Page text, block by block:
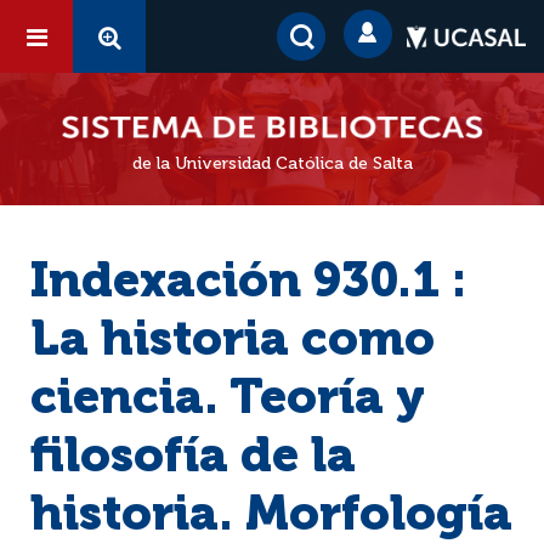
de la Universidad Católica de Salta
Indexación 930.1 :
La historia como
ciencia. Teoría y
filosofía de la
historia. Morfología